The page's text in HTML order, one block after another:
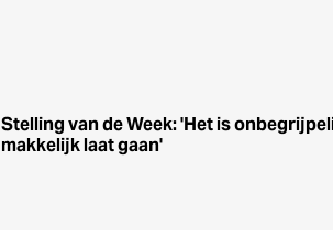
Stelling van de Week: 'Het is
makkelijk laat gaan'